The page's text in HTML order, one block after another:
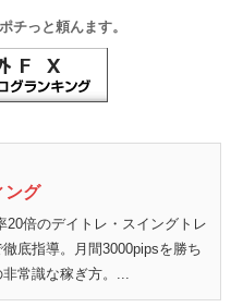
チっと頼んます。
ング
倍のデイトレ・スイングトレ
底指導。月間3000pipsを勝ち
常識な稼ぎ方。...